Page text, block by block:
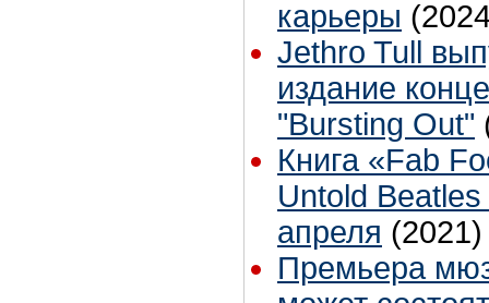
карьеры
Jethro Tull
издание
"Bursting Out"
Книга «Fab
Untold
апреля (2021)
Премьера